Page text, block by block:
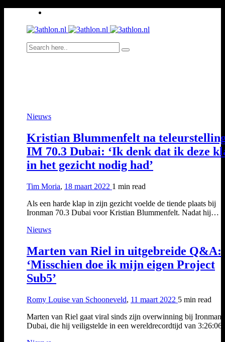
Nieuws
Kristian Blummenfelt na
IM 70.3 Dubai: ‘Ik denk dat ik deze
in het gezicht nodig had’
Tim Moria, 18 maart 2022 1 min read
Als een harde klap in zijn gezicht voelde de tiende plaats bij
Ironman 70.3 Dubai voor Kristian Blummenfelt. Nadat hij…
Nieuws
Marten van Riel in uitgebreide Q&A:
‘Misschien doe ik mijn eigen Project
Sub5’
Romy Louise van Schooneveld, 11 maart 2022 5 min read
Marten van Riel gaat viral sinds zijn overwinning bij Ironman
Dubai, die hij veiligstelde in een wereldrecordtijd van